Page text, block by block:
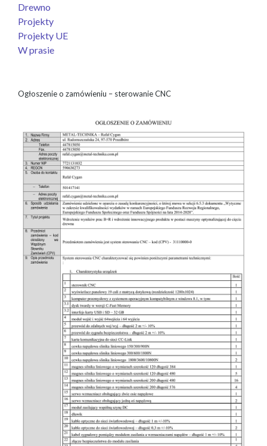
Ogłoszenie o zamówieniu – sterowanie CNC
Drewno
Projekty
Projekty UE
W prasie